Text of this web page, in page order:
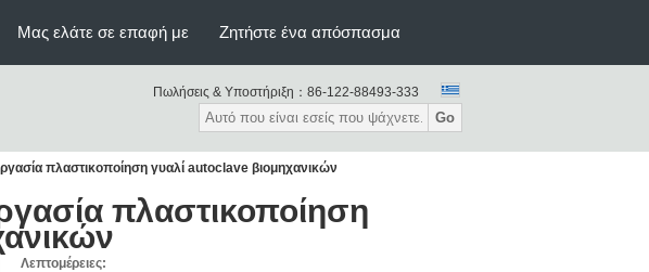
Μας ελάτε σε επαφή με Ζητήστε ένα απόσπασμα
Πωλήσεις & Υποστήριξη： 86-122-88493-333
Go
πλαστικοποίηση γυαλί autoclave βιομηχανικών
πλαστικοποίηση
Λεπτομέρειες: